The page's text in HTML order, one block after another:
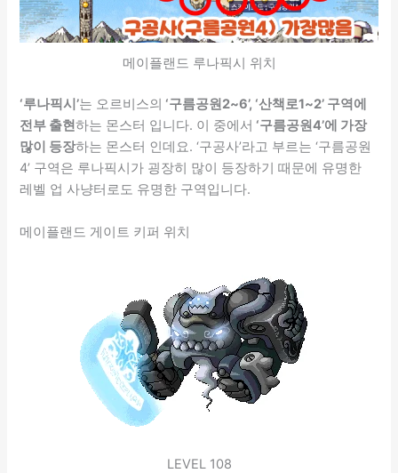
메이플랜드 루나픽시 위치
‘루나픽시’는 오르비스의 ‘구름공원2~6’, ‘산책로1~2’ 구역에
전부 출현하는 몬스터 입니다. 이 중에서 ‘구름공원4’에 가장
많이 등장하는 몬스터 인데요. ‘구공사’라고 부르는 ‘구름공원
4’ 구역은 루나픽시가 굉장히 많이 등장하기 때문에 유명한
레벨 업 사냥터로도 유명한 구역입니다.
메이플랜드 게이트 키퍼 위치
LEVEL 108